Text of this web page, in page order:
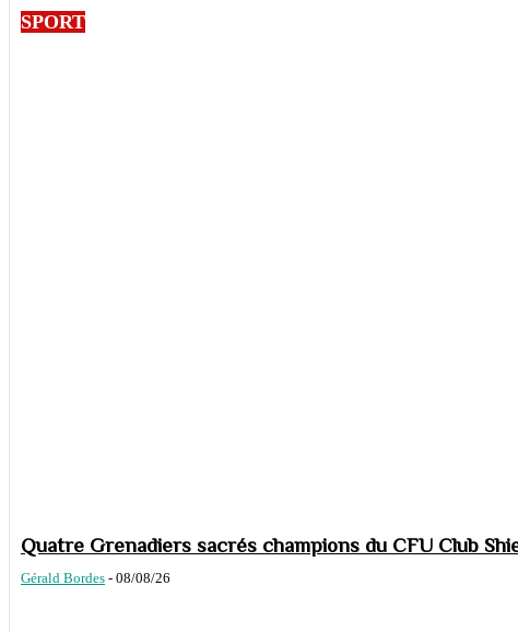
SPORT
Quatre Grenadiers sacrés champions du CFU Club
Gérald Bordes - 08/08/26